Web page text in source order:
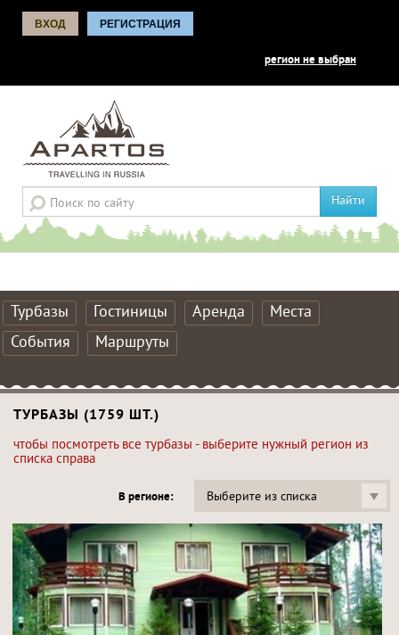
ВХОД РЕГИСТРАЦИЯ
регион не выбран
Найти
Турбазы Гостиницы Аренда
Места
События
Маршруты
ТУРБАЗЫ (1759 ШТ.)
чтобы посмотреть все турбазы - выберите нужный регион из
списка справа
В регионе: Выберите из списка